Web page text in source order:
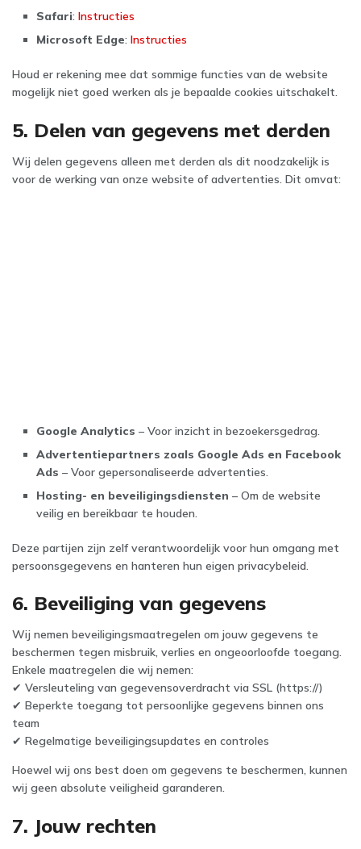
Safari: Instructies
Microsoft Edge: Instructies
Houd er rekening mee dat sommige functies van de website
mogelijk niet goed werken als je bepaalde cookies uitschakelt.
5. Delen van gegevens met derden
Wij delen gegevens alleen met derden als dit noodzakelijk is
voor de werking van onze website of advertenties. Dit omvat:
Google Analytics – Voor inzicht in bezoekersgedrag.
Advertentiepartners zoals Google Ads en Facebook
Ads – Voor gepersonaliseerde advertenties.
Hosting- en beveiligingsdiensten – Om de website
veilig en bereikbaar te houden.
Deze partijen zijn zelf verantwoordelijk voor hun omgang met
persoonsgegevens en hanteren hun eigen privacybeleid.
6. Beveiliging van gegevens
Wij nemen beveiligingsmaatregelen om jouw gegevens te
beschermen tegen misbruik, verlies en ongeoorloofde toegang.
Enkele maatregelen die wij nemen:
✔ Versleuteling van gegevensoverdracht via SSL (https://)
✔ Beperkte toegang tot persoonlijke gegevens binnen ons
team
✔ Regelmatige beveiligingsupdates en controles
Hoewel wij ons best doen om gegevens te beschermen, kunnen
wij geen absolute veiligheid garanderen.
7. Jouw rechten